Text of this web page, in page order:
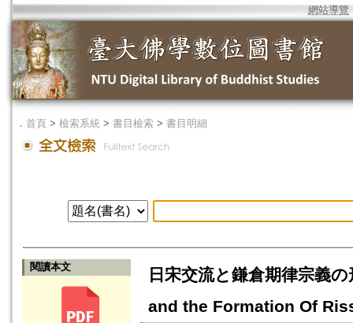
網站導覽
． 首頁 > 檢索系統 > 書目檢索 > 書目明細
閱讀本文
日宋交流と鎌倉期律宗義
and the Formation Of